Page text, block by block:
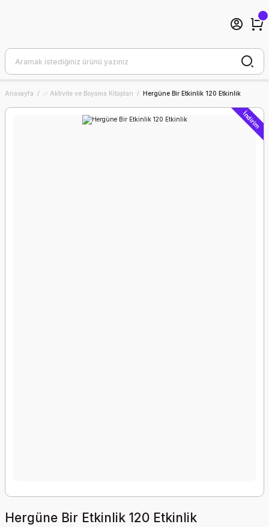
Anasayfa ✅ Aktivite ve Boyama Kitapları Hergüne Bir Etkinlik 120 Etkinlik
İndirim
Hergüne Bir Etkinlik 120 Etkinlik